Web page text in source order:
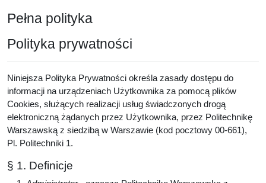
Pełna polityka
Polityka prywatności
Niniejsza Polityka Prywatności określa zasady dostępu do
informacji na urządzeniach Użytkownika za pomocą plików
Cookies, służących realizacji usług świadczonych drogą
elektroniczną żądanych przez Użytkownika, przez Politechnikę
Warszawską z siedzibą w Warszawie (kod pocztowy 00-661),
Pl. Politechniki 1.
§ 1. Definicje